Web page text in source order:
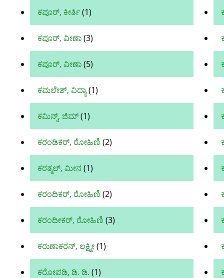
ಕಪೂರ್, ಕೀರ್ತಿ(1)
ಕಪೂರ್, ವೀಣಾ(3)
ಕಪೂರ್‌, ವೀಣಾ(5)
ಕಮಲೇಶ್‌, ವಿದ್ಯಾ(1)
ಕಮಿನ್ಸ್, ಜಿಮ್(1)
ಕರಂಡಿಕರ್‌, ರೋಹಿಣಿ (2)
ಕರತ್ಮಲ್, ಮೀನ (1)
ಕರಂದಿಕರ್, ರೋಹಿಣಿ (2)
ಕರಂದೀಕರ್, ರೋಹಿಣಿ (3)
ಕರುಣಾಕರನ್, ಲಕ್ಷ್ಮೀ(1)
ಕರೋಪಡಿ, ಡಿ. ಡಿ. (1)